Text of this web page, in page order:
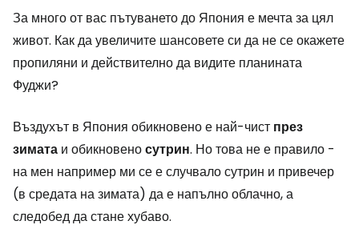
За много от вас пътуването до Япония е мечта за цял
живот. Как да увеличите шансовете си да не се окажете
пропиляни и действително да видите планината
Фуджи?
Въздухът в Япония обикновено е най-чист през
зимата и обикновеносутрин. Но това не е правило -
на мен например ми се е случвало сутрин и привечер
(в средата на зимата) да е напълно облачно, а
следобед да стане хубаво.